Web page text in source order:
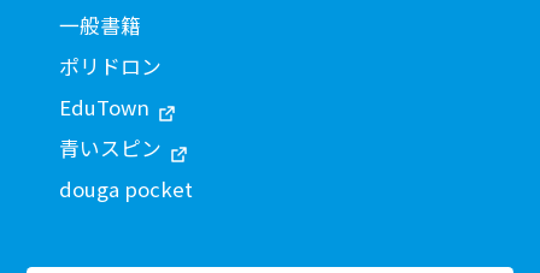
一般書籍
ポリドロン
EduTown
青いスピン
douga pocket